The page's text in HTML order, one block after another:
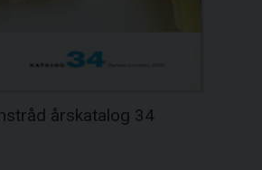
årskatalog 34